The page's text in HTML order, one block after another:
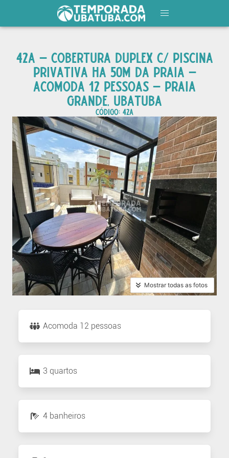
42A – COBERTURA DUPLEX C/ PISCINA
PRIVATIVA HA 50M DA PRAIA –
ACOMODA 12 PESSOAS – PRAIA
GRANDE, UBATUBA
CÓDIGO: 42a
Mostrar todas as fotos
Acomoda 12 pessoas
3 quartos
4 banheiros